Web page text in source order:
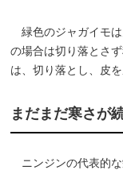
緑色のジャガイモ
の場合は切り落とさ
は、切り落とし、皮
まだまだ寒さが
ニンジンの代表的